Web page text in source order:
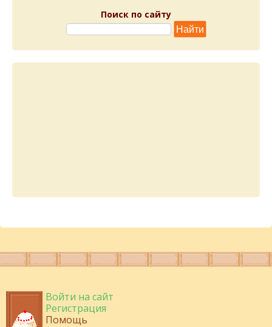
Поиск по сайту
Войти на сайт
Регистрация
Помощь